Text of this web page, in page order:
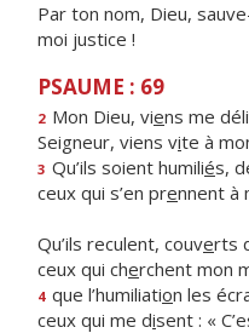
Par ton nom, Dieu,
moi justice !
PSAUME : 69
2 Mon Dieu, viens me
Seigneur, viens vite à
3 Qu’ils soient humiliés,
ceux qui s’en prennent à
Qu’ils reculent, couverts
ceux qui cherchent mon
4 que l’humiliation les
ceux qui me disent : «